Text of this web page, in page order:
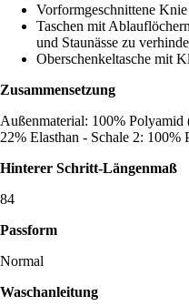
Vorformgeschnittene
Taschen mit
und Staunässe zu
Oberschenkeltasche mit
Zusammensetzung
Außenmaterial: 100%
22% Elasthan - Schale 2: 100%
Hinterer Schritt-Längenmaß
84
Passform
Normal
Waschanleitung